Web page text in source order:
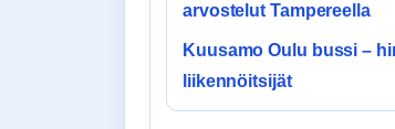
arvostelut Tampereella
Kuusamo Oulu bussi –
liikennöitsijät